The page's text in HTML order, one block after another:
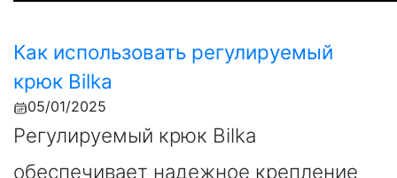
Как использовать регулируемый
крюк Bilka
05/01/2025
Регулируемый крюк Bilka
обеспечивает надежное крепление